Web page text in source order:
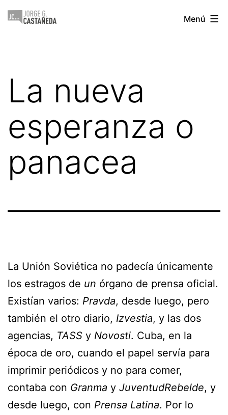
Saltar
Jorge
Menú
La nueva
esperanza o
panacea
La Unión Soviética no padecía únicamente
los estragos de un órgano de prensa oficial.
Existían varios: Pravda, desde luego, pero
también el otro diario, Izvestia, y las dos
agencias, TASS y Novosti. Cuba, en la
época de oro, cuando el papel servía para
imprimir periódicos y no para comer,
contaba con Granma y JuventudRebelde, y
desde luego, con Prensa Latina. Por lo